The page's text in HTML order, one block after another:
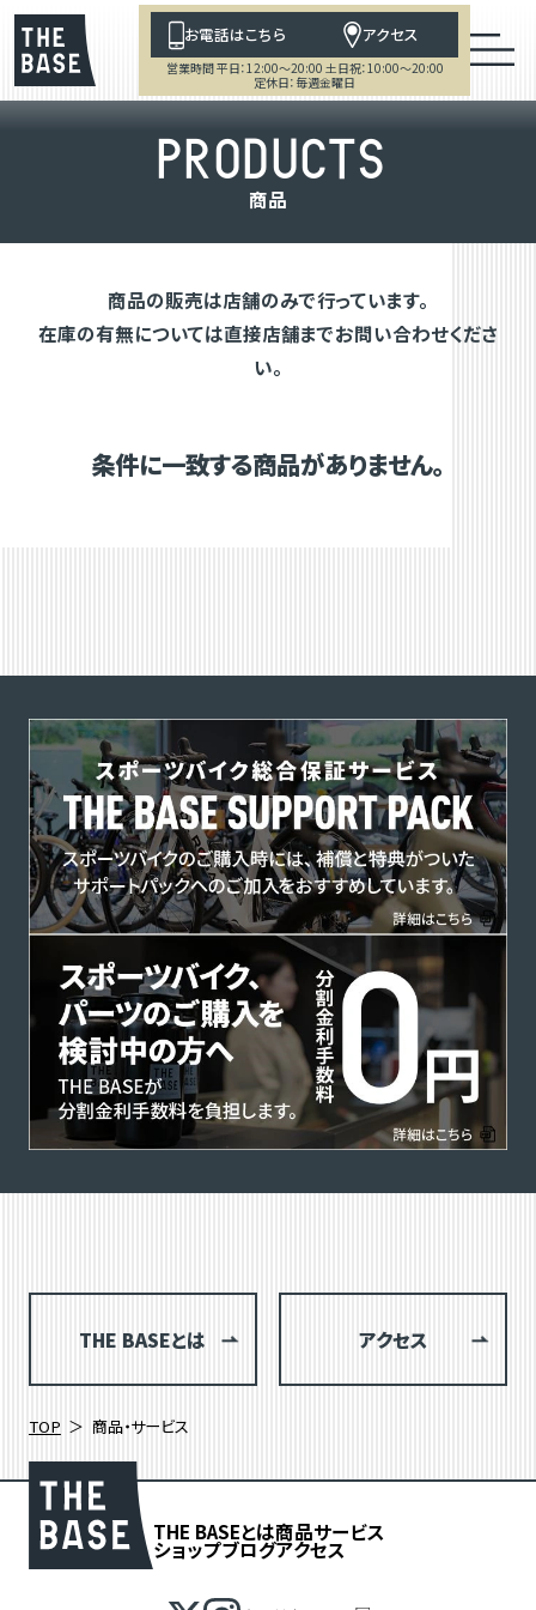
お電話はこちら アクセス
営業時間 平日：12:00～20:00 土日祝：10:00～20:00
定休日：毎週金曜日
PRODUCTS
商品
商品の販売は店舗のみで行っています。
在庫の有無については直接店舗までお問い合わせくださ
い。
条件に一致する商品がありません。
THE BASEとは アクセス
TOP 商品・サービス
THE BASEとは商品サービス
ショップブログアクセス